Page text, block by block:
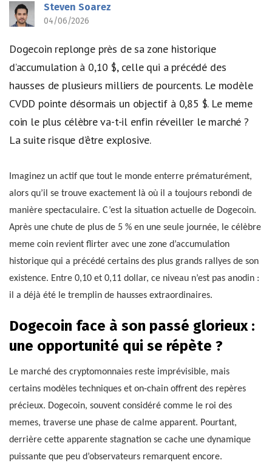
Steven Soarez
04/06/2026
Dogecoin replonge près de sa zone historique
d’accumulation à 0,10 $, celle qui a précédé des
hausses de plusieurs milliers de pourcents. Le modèle
CVDD pointe désormais un objectif à 0,85 $. Le meme
coin le plus célèbre va-t-il enfin réveiller le marché ?
La suite risque d’être explosive.
Imaginez un actif que tout le monde enterre prématurément,
alors qu’il se trouve exactement là où il a toujours rebondi de
manière spectaculaire. C’est la situation actuelle de Dogecoin.
Après une chute de plus de 5 % en une seule journée, le célèbre
meme coin revient flirter avec une zone d’accumulation
historique qui a précédé certains des plus grands rallyes de son
existence. Entre 0,10 et 0,11 dollar, ce niveau n’est pas anodin :
il a déjà été le tremplin de hausses extraordinaires.
Dogecoin face à son passé glorieux :
une opportunité qui se répète ?
Le marché des cryptomonnaies reste imprévisible, mais
certains modèles techniques et on-chain offrent des repères
précieux. Dogecoin, souvent considéré comme le roi des
memes, traverse une phase de calme apparent. Pourtant,
derrière cette apparente stagnation se cache une dynamique
puissante que peu d’observateurs remarquent encore.